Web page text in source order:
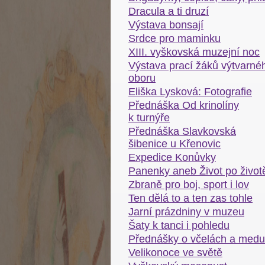
Dracula a ti druzí
Výstava bonsají
Srdce pro maminku
XIII. vyškovská muzejní noc
Výstava prací žáků
oboru
Eliška Lysková: Fotografie
Přednáška Od krinolíny
k turnýře
Přednáška Slavkovská
šibenice u Křenovic
Expedice Konůvky
Panenky aneb Život po
Zbraně pro boj, sport i lov
Ten dělá to a ten zas tohle
Jarní prázdniny v muzeu
Šaty k tanci i pohledu
Přednášky o včelách a medu
Velikonoce ve světě